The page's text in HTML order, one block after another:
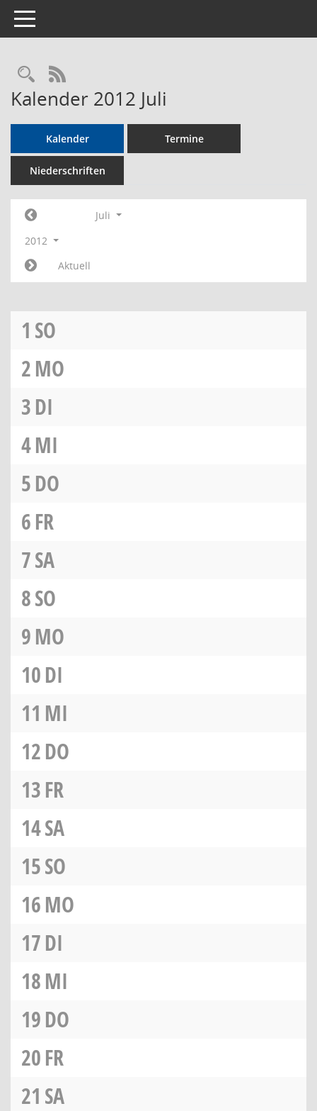
Toggle navigation
Rechercheauswahl
RSS-Feed
Kalender 2012 Juli
Kalender Termine
Niederschriften
Juli
2012
Aktuell
1 SO
2MO
3DI
4MI
5DO
6FR
7SA
8SO
9MO
10DI
11 MI
12DO
13FR
14SA
15SO
16MO
17DI
18MI
19DO
20FR
21 SA